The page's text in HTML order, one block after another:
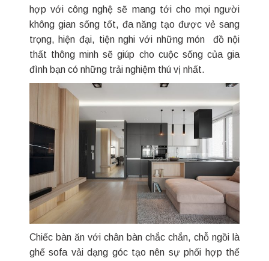
hợp với công nghệ sẽ mang tới cho mọi người
không gian sống tốt, đa năng tạo được vẻ sang
trọng, hiện đại, tiện nghi với những món đồ nội
thất thông minh sẽ giúp cho cuộc sống của gia
đình bạn có những trải nghiệm thú vị nhất.
Chiếc bàn ăn với chân bàn chắc chắn, chỗ ngồi là
ghế sofa vải dạng góc tạo nên sự phối hợp thể